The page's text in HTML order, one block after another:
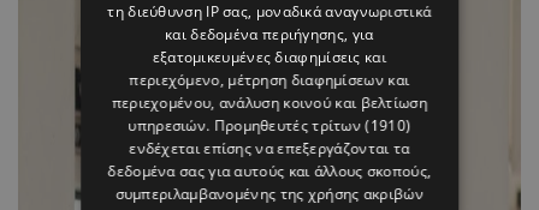
τη διεύθυνση IP σας, μοναδικά αναγνωριστικά
και δεδομένα περιήγησης, για
εξατομικευμένες διαφημίσεις και
περιεχόμενο, μέτρηση διαφημίσεων και
περιεχομένου, ανάλυση κοινού και βελτίωση
υπηρεσιών. Προμηθευτές τρίτων (1910)
ενδέχεται επίσης να επεξεργάζονται τα
δεδομένα σας για αυτούς και άλλους σκοπούς,
συμπεριλαμβανομένης της χρήσης ακριβών